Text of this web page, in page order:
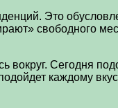
Это
свободного
вокруг. Сегодня
каждому